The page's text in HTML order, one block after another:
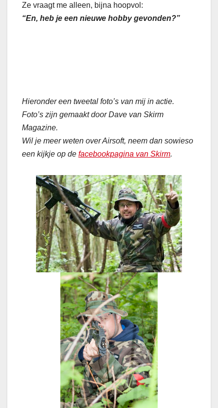
Ze vraagt me alleen, bijna hoopvol:
“En, heb je een nieuwe hobby gevonden?”
Hieronder een tweetal foto’s van mij in actie.
Foto’s zijn gemaakt door Dave van Skirm
Magazine.
Wil je meer weten over Airsoft, neem dan sowieso
een kijkje op de facebookpagina van Skirm.